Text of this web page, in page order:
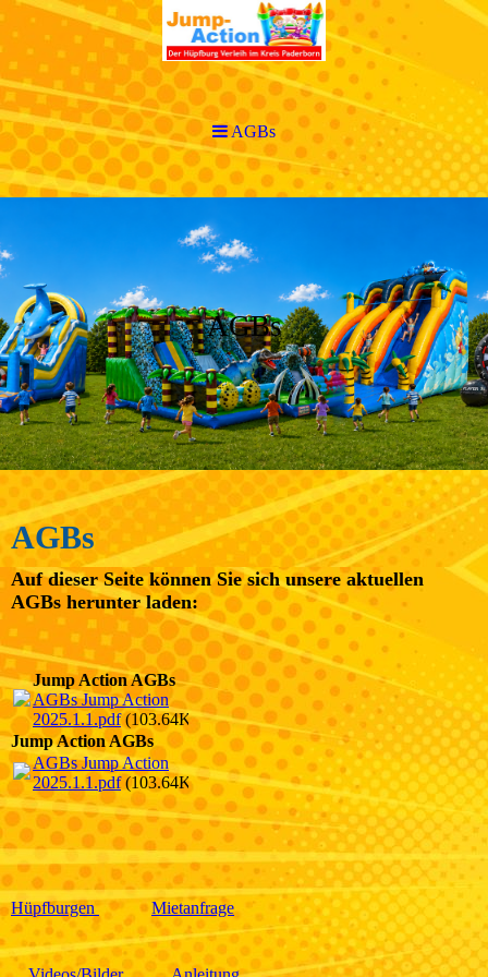
AGBs
AGBs
Auf dieser Seite können Sie sich unsere aktuellen
AGBs herunter laden:
Jump Action AGBs
AGBs Jump Action
2025.1.1.pdf(103.64KB)
Jump Action AGBs
AGBs Jump Action
2025.1.1.pdf(103.64KB)
Hüpfburgen Mietanfrage
AGBs